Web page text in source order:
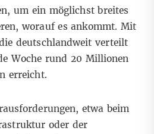
um ein möglichst breites
worauf es ankommt. Mit
deutschlandweit verteilt
Woche rund 20 Millionen
erreicht.
etwa beim
oder der